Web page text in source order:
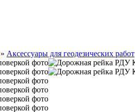
» Аксессуары для геодезических работ